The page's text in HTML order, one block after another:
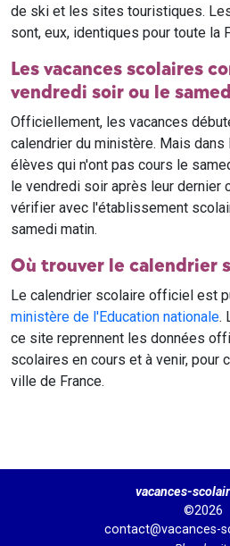
de ski et les sites touristiques.
sont, eux, identiques pour toute la
Les vacances scolaires
vendredi soir ou le
Officiellement, les vacances
calendrier du ministère. Mais
élèves qui n'ont pas cours le
le vendredi soir après leur
vérifier avec l'établissement
samedi matin.
Où trouver le calendrier
Le calendrier scolaire officiel est
ministère de l'Education nationale.
ce site reprennent les données
scolaires en cours et à venir, pour
ville de France.
vacances-
©2026
contact@vacances-